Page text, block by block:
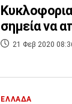
σημεία να
21 Φεβ 2020
ΕΛΛΑΔΑ